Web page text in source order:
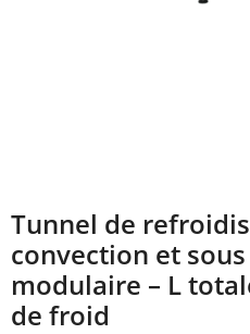
Tunnel de
convection et
modulaire – L
de froid